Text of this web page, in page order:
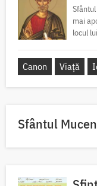
mai
locul
Canon Viață
Sfântul